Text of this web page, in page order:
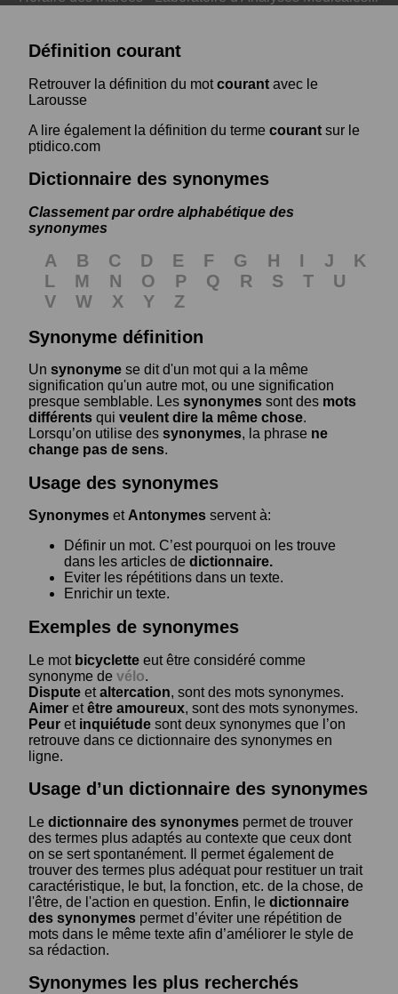
Définition courant
Retrouver la définition du motcourant avec le
Larousse
A lire également la définition du terme courant sur le
ptidico.com
Dictionnaire des synonymes
Classement par ordre alphabétique des
synonymes
A B C D E F G H I J
K
L
M N O P Q R S T
U
V
W X Y
Z
Synonyme définition
Un synonyme se dit d'un mot qui a la même
signification qu'un autre mot, ou une signification
presque semblable. Les synonymes sont des mots
différents qui veulent dire la même chose.
Lorsqu’on utilise des synonymes, la phrase ne
change pas de sens.
Usage des synonymes
Synonymes etAntonymes servent à:
Définir un mot. C’est pourquoi on les trouve
dans les articles de dictionnaire.
Eviter les répétitions dans un texte.
Enrichir un texte.
Exemples de synonymes
Le mot bicyclette eut être considéré comme
synonyme de vélo.
Dispute etaltercation, sont des mots synonymes.
Aimer etêtre amoureux, sont des mots synonymes.
Peur et inquiétude sont deux synonymes que l’on
retrouve dans ce dictionnaire des synonymes en
ligne.
Usage d’un dictionnaire des synonymes
Le dictionnaire des synonymes permet de trouver
des termes plus adaptés au contexte que ceux dont
on se sert spontanément. Il permet également de
trouver des termes plus adéquat pour restituer un trait
caractéristique, le but, la fonction, etc. de la chose, de
l'être, de l'action en question. Enfin, le dictionnaire
des synonymes permet d’éviter une répétition de
mots dans le même texte afin d’améliorer le style de
sa rédaction.
Synonymes les plus recherchés